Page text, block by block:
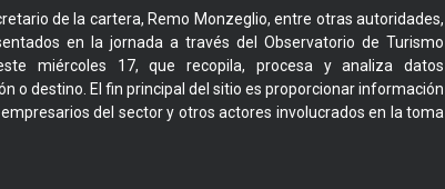
de la cartera, Remo Monzeglio, entre otras autoridades,
en la jornada a través del Observatorio de Turismo
miércoles 17, que recopila, procesa y analiza datos
o destino. El fin principal del sitio es proporcionar información
del sector y otros actores involucrados en la toma